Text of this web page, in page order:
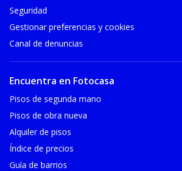
Seguridad
Gestionar preferencias y cookies
Canal de denuncias
Encuentra en Fotocasa
Pisos de segunda mano
Pisos de obra nueva
Alquiler de pisos
Índice de precios
Guía de barrios